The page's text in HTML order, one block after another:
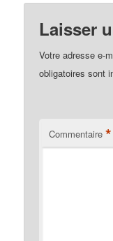
Laisser
Votre adresse e-
obligatoires sont
Commentaire *